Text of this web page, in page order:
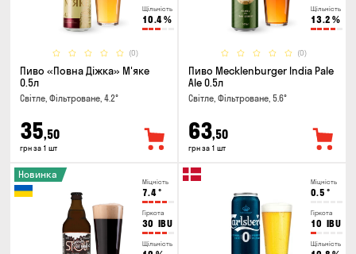
Щільність
10.4%
(0)
Пиво «Повна Діжка» М'яке
0.5л
Світле, Фільтроване, 4.2°
35,50
грн за 1 шт
Щільність
13.2 %
(0)
Пиво Mecklenburger India Pale
Ale 0.5л
Світле, Фільтроване, 5.6°
63,50
грн за 1 шт
Міцність
7.4°
Гіркота
30 IBU
Щільність
Новинка
Міцність
0.5 °
Гіркота
10 IBU
Щільність